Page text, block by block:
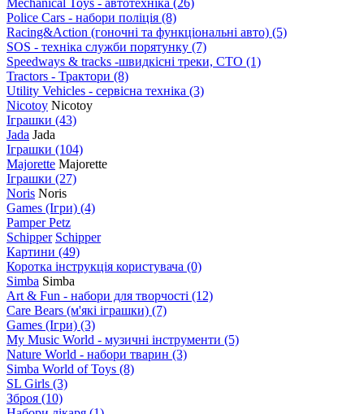
Mechanical Toys - автотехніка (26)
Police Cars - набори поліція (8)
Racing&Action (гоночні та функціональні авто) (5)
SOS - техніка служби порятунку (7)
Speedways & tracks -швидкісні треки, СТО (1)
Tractors - Трактори (8)
Utility Vehicles - сервісна техніка (3)
Nicotoy Nicotoy
Іграшки (43)
Jada Jada
Іграшки (104)
Majorette Majorette
Іграшки (27)
Noris Noris
Games (Ігри) (4)
Pamper Petz
Schipper Schipper
Картини (49)
Коротка інструкція користувача (0)
Simba Simba
Art & Fun - набори для творчості (12)
Care Bears (м'які іграшки) (7)
Games (Ігри) (3)
My Music World - музичні інструменти (5)
Nature World - набори тварин (3)
Simba World of Toys (8)
SL Girls (3)
Зброя (10)